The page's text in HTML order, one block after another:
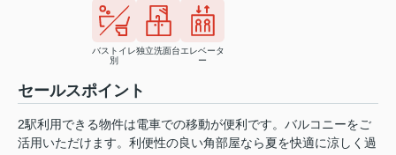
バストイレ
別
独立洗面台エレベータ
ー
セールスポイント
2駅利用できる物件は電車での移動が便利です。バルコニーをご
活用いただけます。利便性の良い角部屋なら夏を快適に涼しく過